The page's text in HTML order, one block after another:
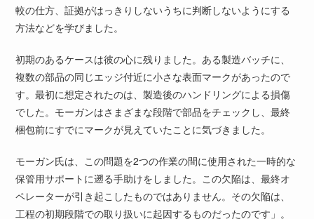
較の仕方、証拠がはっきりしないうちに判断しないようにする
方法などを学びました。
初期のあるケースは彼の心に残りました。ある製造バッチに、
複数の部品の同じエッジ付近に小さな表面マークがあったので
す。最初に想定されたのは、製造後のハンドリングによる損傷
でした。モーガンはさまざまな段階で部品をチェックし、最終
梱包前にすでにマークが見えていたことに気づきました。
モーガン氏は、この問題を2つの作業の間に使用された一時的な
保管用サポートに遡る手助けをしました。この欠陥は、最終オ
ペレーターが引き起こしたものではありません。その欠陥は、
工程の初期段階での取り扱いに起因するものだったのです」。